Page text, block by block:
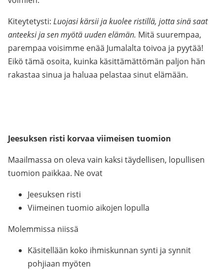
Kiteytetysti: Luojasi kärsii ja kuolee ristillä, jotta sinä saat
anteeksi ja sen myötä uuden elämän. Mitä suurempaa,
parempaa voisimme enää Jumalalta toivoa ja pyytää!
Eikö tämä osoita, kuinka käsittämättömän paljon hän
rakastaa sinua ja haluaa pelastaa sinut elämään.
Jeesuksen risti korvaa viimeisen tuomion
Maailmassa on oleva vain kaksi täydellisen, lopullisen
tuomion paikkaa. Ne ovat
Jeesuksen risti
Viimeinen tuomio aikojen lopulla
Molemmissa niissä
Käsitellään koko ihmiskunnan synti ja synnit
pohjiaan myöten